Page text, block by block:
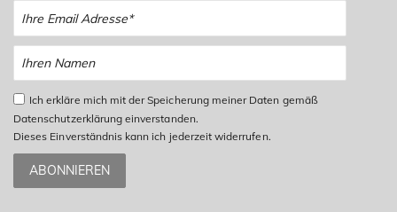
Ich erkläre mich mit der Speicherung meiner Daten gemäß
Datenschutzerklärung einverstanden.
Dieses Einverständnis kann ich jederzeit widerrufen.
ABONNIEREN